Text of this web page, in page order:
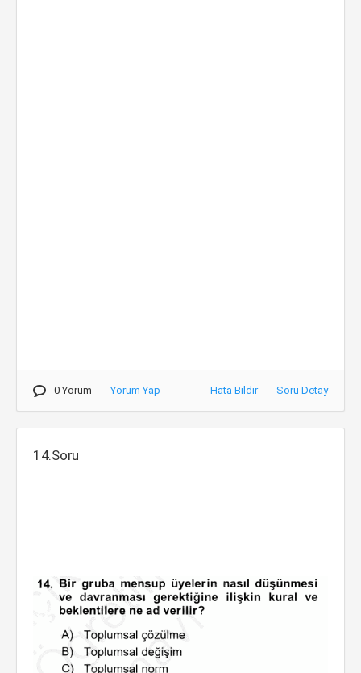
0 Yorum Yorum Yap Hata Bildir Soru Detay
14.Soru